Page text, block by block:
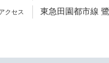
東急田園都市線